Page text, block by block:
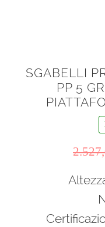
SGABELLI
PP 5